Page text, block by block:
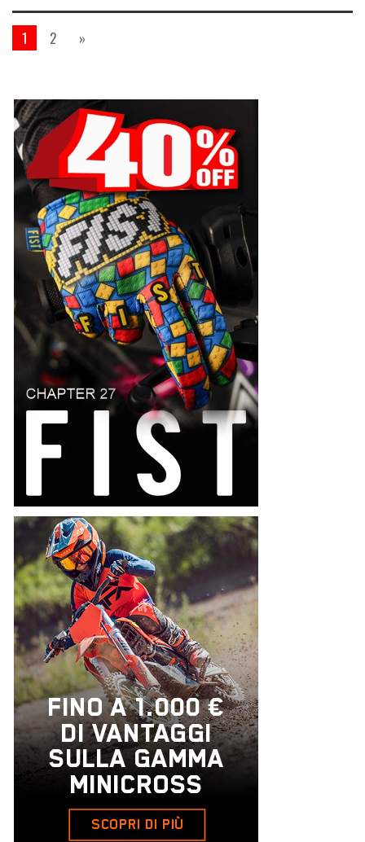
1 2 »